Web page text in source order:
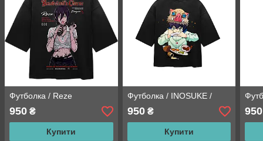
Футболка / Reze
950 ₴
Купити
Футболка / INOSUKE /
950₴
Купити
950